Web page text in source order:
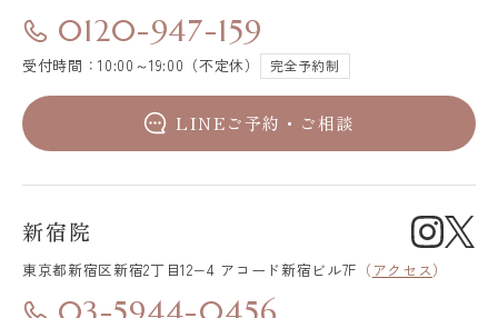
0120-947-159
受付時間：10:00～19:00（不定休） 完全予約制
LINEご予約・ご相談
新宿院
東京都新宿区新宿2丁目12−4 アコード新宿ビル7F （アクセス）